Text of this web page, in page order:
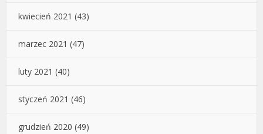
kwiecień 2021 (43)
marzec 2021 (47)
luty 2021 (40)
styczeń 2021 (46)
grudzień 2020 (49)